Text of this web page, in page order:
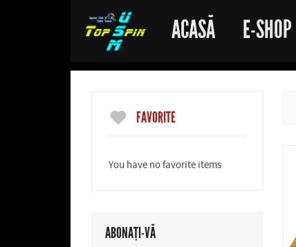
ACASĂ E-SHOP
FAVORITE
You have no favorite items
ABONAȚI-VĂ